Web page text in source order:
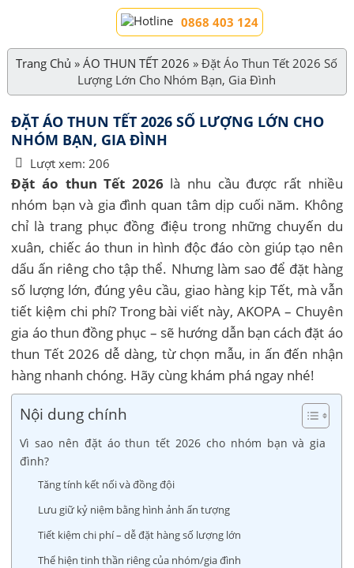
0868 403 124
Trang Chủ »ÁO THUN TẾT 2026 »Đặt Áo Thun Tết 2026 Số
Lượng Lớn Cho Nhóm Bạn, Gia Đình
ĐẶT ÁO THUN TẾT 2026 SỐ LƯỢNG LỚN CHO
NHÓM BẠN, GIA ĐÌNH
Lượt xem: 206
Đặt áo thun Tết 2026là nhu cầu được rất nhiều
nhóm bạn và gia đình quan tâm dịp cuối năm. Không
chỉ là trang phục đồng điệu trong những chuyến du
xuân, chiếc áo thun in hình độc đáo còn giúp tạo nên
dấu ấn riêng cho tập thể. Nhưng làm sao để đặt hàng
số lượng lớn, đúng yêu cầu, giao hàng kịp Tết, mà vẫn
tiết kiệm chi phí? Trong bài viết này, AKOPA – Chuyên
gia áo thun đồng phục – sẽ hướng dẫn bạn cách đặt áo
thun Tết 2026 dễ dàng, từ chọn mẫu, in ấn đến nhận
hàng nhanh chóng. Hãy cùng khám phá ngay nhé!
Nội dung chính
Vì sao nên đặt áo thun tết 2026 cho nhóm bạn và gia
đình?
Tăng tính kết nối và đồng đội
Lưu giữ kỷ niệm bằng hình ảnh ấn tượng
Tiết kiệm chi phí – dễ đặt hàng số lượng lớn
Thể hiện tinh thần riêng của nhóm/gia đình